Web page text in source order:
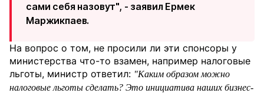
сами себя назовут", - заявил Ермек
Маржикпаев.
На вопрос о том, не просили ли эти спонсоры у
министерства что-то взамен, например налоговые
льготы, министр ответил: "Каким образом можно
налоговые льготы сделать? Это инициатива наших бизнес-